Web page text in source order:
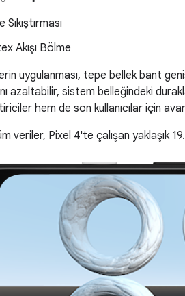
Sıkıştırması
Akışı Bölme
uygulanması, tepe bellek bant
azaltabilir, sistem belleğindeki
hem de son kullanıcılar için
veriler, Pixel 4'te çalışan